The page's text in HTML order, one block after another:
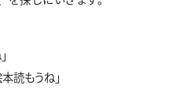
読もうね」